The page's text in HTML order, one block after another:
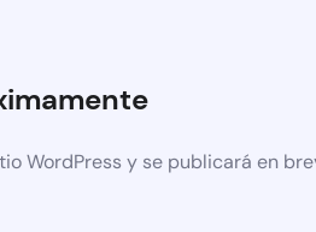
WordPress y se publicará en